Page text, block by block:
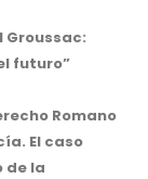
Groussac:
futuro”
Romano
El caso
de la